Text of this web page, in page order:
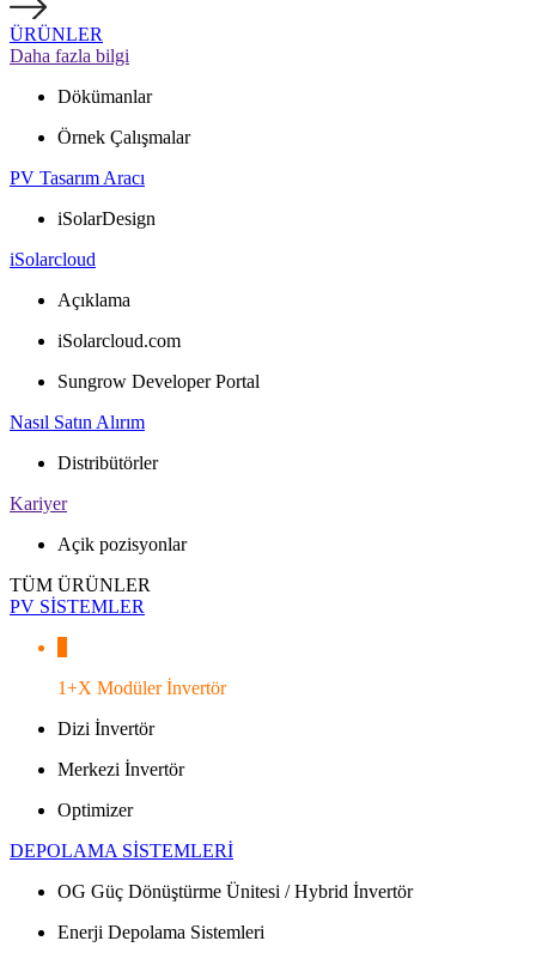
ÜRÜNLER
Daha fazla bilgi
Dökümanlar
Örnek Çalışmalar
PV Tasarım Aracı
iSolarDesign
iSolarcloud
Açıklama
iSolarcloud.com
Sungrow Developer Portal
Nasıl Satın Alırım
Distribütörler
Kariyer
Açik pozisyonlar
TÜM ÜRÜNLER
PV SİSTEMLER
1+X Modüler İnvertör
Dizi İnvertör
Merkezi İnvertör
Optimizer
DEPOLAMA SİSTEMLERİ
OG Güç Dönüştürme Ünitesi / Hybrid İnvertör
Enerji Depolama Sistemleri